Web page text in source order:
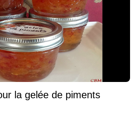
la gelée de piments